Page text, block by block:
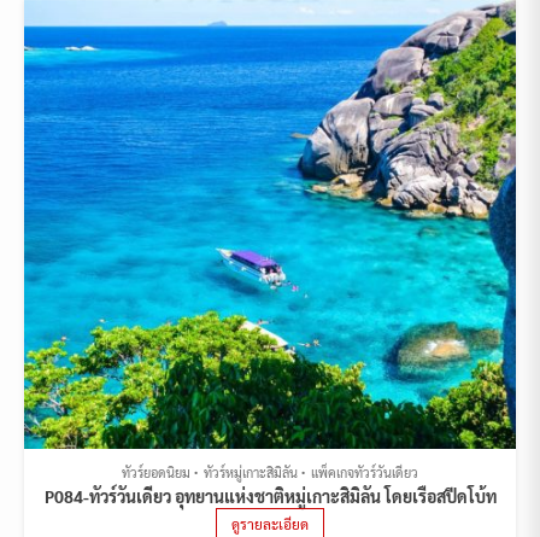
ทัวร์ยอดนิยม ทัวร์หมู่เกาะสิมิลัน แพ็คเกจทัวร์วันเดียว
P084-ทัวร์วันเดียว อุทยานแห่งชาติหมู่เกาะสิมิลัน โดยเรือสปีดโบ้ท
ดูรายละเอียด